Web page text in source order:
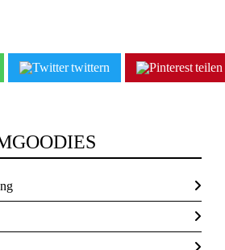
twittern teilen